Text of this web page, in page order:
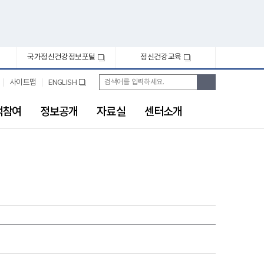
국가정신건강정보포털 새
창
정신건강교육 새
창
사이트맵 ENGLISH 새
통
합
색
색
여 정보공개 자료실 센터소개